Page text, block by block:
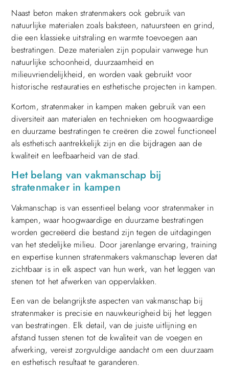
Naast beton maken stratenmakers ook gebruik van
natuurlijke materialen zoals baksteen, natuursteen en grind,
die een klassieke uitstraling en warmte toevoegen aan
bestratingen. Deze materialen zijn populair vanwege hun
natuurlijke schoonheid, duurzaamheid en
milieuvriendelijkheid, en worden vaak gebruikt voor
historische restauraties en esthetische projecten in kampen.
Kortom, stratenmaker in kampen maken gebruik van een
diversiteit aan materialen en technieken om hoogwaardige
en duurzame bestratingen te creëren die zowel functioneel
als esthetisch aantrekkelijk zijn en die bijdragen aan de
kwaliteit en leefbaarheid van de stad.
Het belang van vakmanschap bij
stratenmaker in kampen
Vakmanschap is van essentieel belang voor stratenmaker in
kampen, waar hoogwaardige en duurzame bestratingen
worden gecreëerd die bestand zijn tegen de uitdagingen
van het stedelijke milieu. Door jarenlange ervaring, training
en expertise kunnen stratenmakers vakmanschap leveren dat
zichtbaar is in elk aspect van hun werk, van het leggen van
stenen tot het afwerken van oppervlakken.
Een van de belangrijkste aspecten van vakmanschap bij
stratenmaker is precisie en nauwkeurigheid bij het leggen
van bestratingen. Elk detail, van de juiste uitlijning en
afstand tussen stenen tot de kwaliteit van de voegen en
afwerking, vereist zorgvuldige aandacht om een ​​duurzaam
en esthetisch resultaat te garanderen.